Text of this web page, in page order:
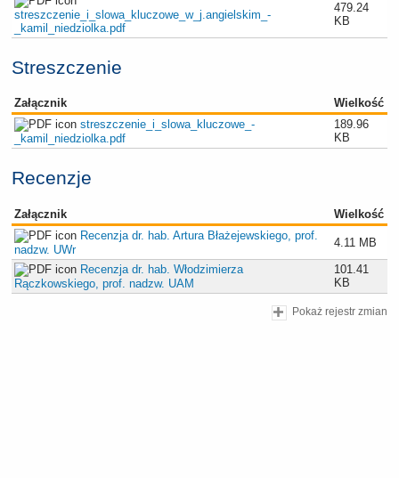
streszczenie_i_slowa_kluczowe_w_j.angielskim_-
_kamil_niedziolka.pdf
479.24
KB
Streszczenie
Załącznik
Wielkość
streszczenie_i_slowa_kluczowe_-
_kamil_niedziolka.pdf
189.96
KB
Recenzje
Załącznik
Wielkość
Recenzja dr. hab. Artura Błażejewskiego, prof.
nadzw. UWr
4.11 MB
Recenzja dr. hab. Włodzimierza
Rączkowskiego, prof. nadzw. UAM
101.41
KB
Pokaż rejestr zmian